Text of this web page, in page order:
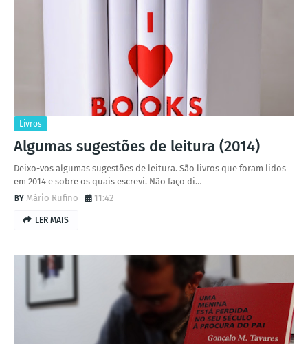
Livros
Algumas sugestões de leitura (2014)
Deixo-vos algumas sugestões de leitura. São livros que foram lidos
em 2014 e sobre os quais escrevi. Não faço di…
Mário Rufino
11:42
LER MAIS